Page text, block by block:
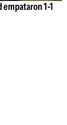
empataron 1-1